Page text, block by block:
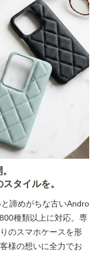
タイルを。
諦めがちな古いAndro
種類以上に対応。専
のスマホケースを形
様の想いに全力でお